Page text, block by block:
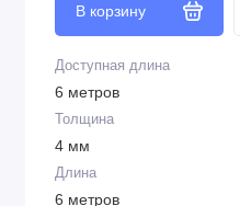
В корзину
Доступная длина
6 метров
Толщина
4 мм
Длина
6 метров